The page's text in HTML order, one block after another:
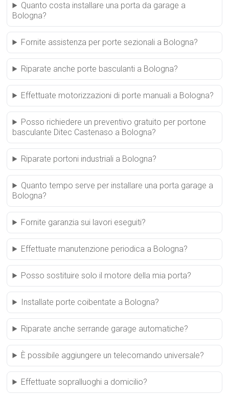
Quanto costa installare una porta da garage a
Bologna?
Fornite assistenza per porte sezionali a Bologna?
Riparate anche porte basculanti a Bologna?
Effettuate motorizzazioni di porte manuali a Bologna?
Posso richiedere un preventivo gratuito per portone
basculante Ditec Castenaso a Bologna?
Riparate portoni industriali a Bologna?
Quanto tempo serve per installare una porta garage a
Bologna?
Fornite garanzia sui lavori eseguiti?
Effettuate manutenzione periodica a Bologna?
Posso sostituire solo il motore della mia porta?
Installate porte coibentate a Bologna?
Riparate anche serrande garage automatiche?
È possibile aggiungere un telecomando universale?
Effettuate sopralluoghi a domicilio?